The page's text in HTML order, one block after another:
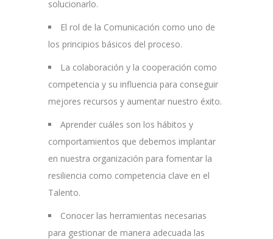
solucionarlo.
El rol de la Comunicación como uno de
los principios básicos del proceso.
La colaboración y la cooperación como
competencia y su influencia para conseguir
mejores recursos y aumentar nuestro éxito.
Aprender cuáles son los hábitos y
comportamientos que debemos implantar
en nuestra organización para fomentar la
resiliencia como competencia clave en el
Talento.
Conocer las herramientas necesarias
para gestionar de manera adecuada las